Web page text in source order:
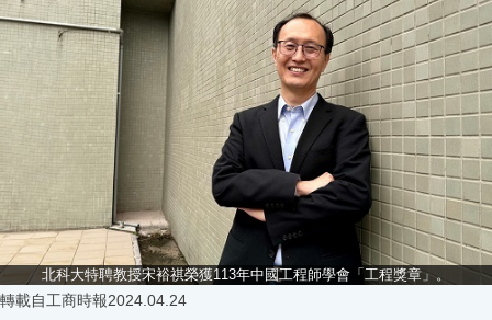
北科大特聘教授宋裕祺榮獲113年中國工程師學會「工程獎章」。
轉載自工商時報2024.04.24